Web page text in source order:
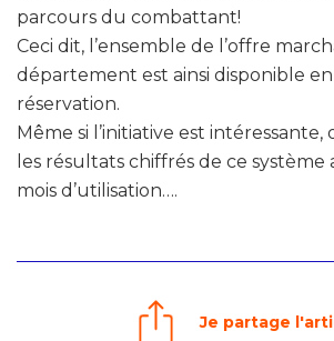
parcours du combattant!
Ceci dit, l’ensemble de l’offre
département est ainsi disponible
réservation.
Même si l’initiative est
les résultats chiffrés de ce
mois d’utilisation….
Je partage